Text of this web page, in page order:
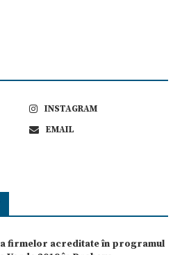
INSTAGRAM
EMAIL
firmelor acreditate în programul